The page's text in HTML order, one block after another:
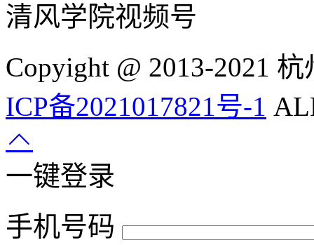
清风学院视频号
Copyight @ 2013-2021
ICP备2021017821号-1
一键登录
手机号码